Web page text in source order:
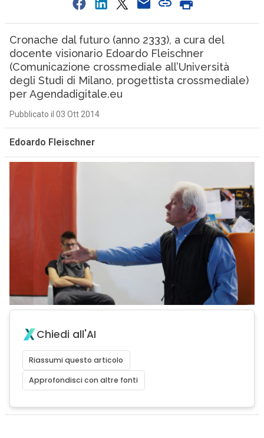
Cronache dal futuro (anno 2333), a cura del
docente visionario Edoardo Fleischner
(Comunicazione crossmediale all’Università
degli Studi di Milano, progettista crossmediale)
per Agendadigitale.eu
Pubblicato il 03 Ott 2014
Edoardo Fleischner
Chiedi all'AI
Riassumi questo articolo
Approfondisci con altre fonti